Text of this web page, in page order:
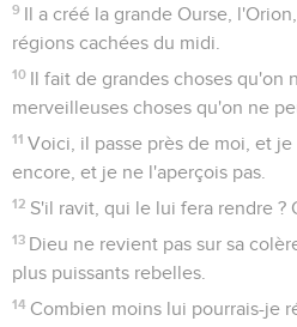
9 Il a créé la grande Ourse,
régions cachées du midi.
10 Il fait de grandes choses qu'on
merveilleuses choses qu'on ne
11 Voici, il passe près de moi, et
encore, et je ne l'aperçois pas.
12 S'il ravit, qui le lui fera rendre ?
13 Dieu ne revient pas sur sa
plus puissants rebelles.
14 Combien moins lui pourrais-je